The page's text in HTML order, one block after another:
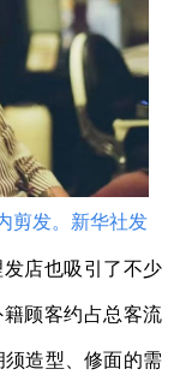
发。新华社发
店也吸引了不少
顾客约占总客流
造型、修面的需